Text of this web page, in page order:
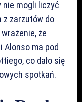
nie mogli liczyć
z zarzutów do
wrażenie, że
Alonso ma pod
co dało się
spotkań.